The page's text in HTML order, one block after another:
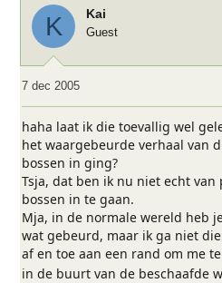
K Kai
Guest
7 dec 2005
haha laat ik die toevallig wel
het waargebeurde verhaal van
bossen in ging?
Tsja, dat ben ik nu niet echt van
bossen in te gaan.
Mja, in de normale wereld heb
wat gebeurd, maar ik ga niet
af en toe aan een rand om me
in de buurt van de beschaafde